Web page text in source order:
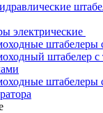
электрические
штабелеры
штабелер с
штабелеры